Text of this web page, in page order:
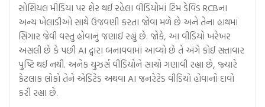
સોશિયલ મીડિયા પર શેર થઈ રહેલા વીડિયોમાં ટિમ ડેવિડ RCBના
અન્ય ખેલાડીઓ સાથે ઉજવણી કરતા જોવા મળે છે અને તેના હાથમાં
સિગાર જેવી વસ્તુ હોવાનું જણાઈ રહ્યું છે. જોકે, આ વીડિયો ખરેખર
અસલી છે કે પછી AI દ્વારા બનાવવામાં આવ્યો છે તે અંગે કોઈ સત્તાવાર
પુષ્ટિ થઈ નથી. અનેક યુઝર્સ વીડિયોને સાચો ગણાવી રહ્યા છે, જ્યારે
કેટલાક લોકો તેને એડિટેડ અથવા AI જનરેટેડ વીડિયો હોવાનો દાવો
કરી રહ્યા છે.